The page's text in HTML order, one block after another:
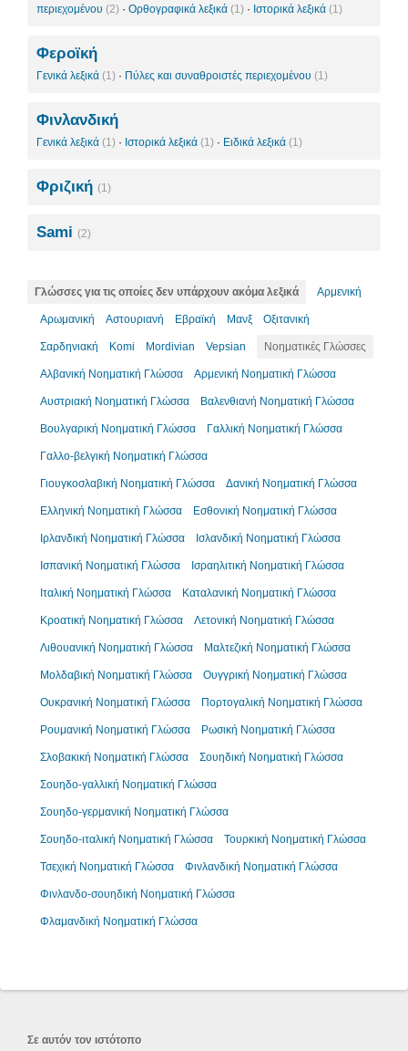
περιεχομένου (2) · Ορθογραφικά λεξικά (1) · Ιστορικά λεξικά (1)
Φεροϊκή
Γενικά λεξικά (1) · Πύλες και συναθροιστές περιεχομένου (1)
Φινλανδική
Γενικά λεξικά (1) · Ιστορικά λεξικά (1) · Ειδικά λεξικά (1)
Φριζική (1)
Sami (2)
Γλώσσες για τις οποίες δεν υπάρχουν ακόμα λεξικά Αρμενική
Αρωμανική Αστουριανή Εβραϊκή Μανξ Οξιτανική
Σαρδηνιακή Komi Mordivian Vepsian Νοηματικές Γλώσσες
Αλβανική Νοηματική Γλώσσα Αρμενική Νοηματική Γλώσσα
Αυστριακή Νοηματική Γλώσσα Βαλενθιανή Νοηματική Γλώσσα
Βουλγαρική Νοηματική Γλώσσα Γαλλική Νοηματική Γλώσσα
Γαλλο-βελγική Νοηματική Γλώσσα
Γιουγκοσλαβική Νοηματική Γλώσσα Δανική Νοηματική Γλώσσα
Ελληνική Νοηματική Γλώσσα Εσθονική Νοηματική Γλώσσα
Ιρλανδική Νοηματική Γλώσσα Ισλανδική Νοηματική Γλώσσα
Ισπανική Νοηματική Γλώσσα Ισραηλιτική Νοηματική Γλώσσα
Ιταλική Νοηματική Γλώσσα Καταλανική Νοηματική Γλώσσα
Κροατική Νοηματική Γλώσσα Λετονική Νοηματική Γλώσσα
Λιθουανική Νοηματική Γλώσσα Μαλτεζική Νοηματική Γλώσσα
Μολδαβική Νοηματική Γλώσσα Ουγγρική Νοηματική Γλώσσα
Ουκρανική Νοηματική Γλώσσα Πορτογαλική Νοηματική Γλώσσα
Ρουμανική Νοηματική Γλώσσα Ρωσική Νοηματική Γλώσσα
Σλοβακική Νοηματική Γλώσσα Σουηδική Νοηματική Γλώσσα
Σουηδο-γαλλική Νοηματική Γλώσσα
Σουηδο-γερμανική Νοηματική Γλώσσα
Σουηδο-ιταλική Νοηματική Γλώσσα Τουρκική Νοηματική Γλώσσα
Τσεχική Νοηματική Γλώσσα Φινλανδική Νοηματική Γλώσσα
Φινλανδο-σουηδική Νοηματική Γλώσσα
Φλαμανδική Νοηματική Γλώσσα
Σε αυτόν τον ιστότοπο